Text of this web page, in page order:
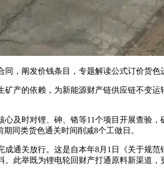
阐发价钱条目，专题解读公式订价货色
的依赖，为新能源财产链供应链不变运
时对锂、砷、铬等11个项目开展查验，
同类货色通关时间削减8个工做日。
关放行。这是自本年8月1日《关于规范
此举既为锂电轮回财产打通原料新渠道